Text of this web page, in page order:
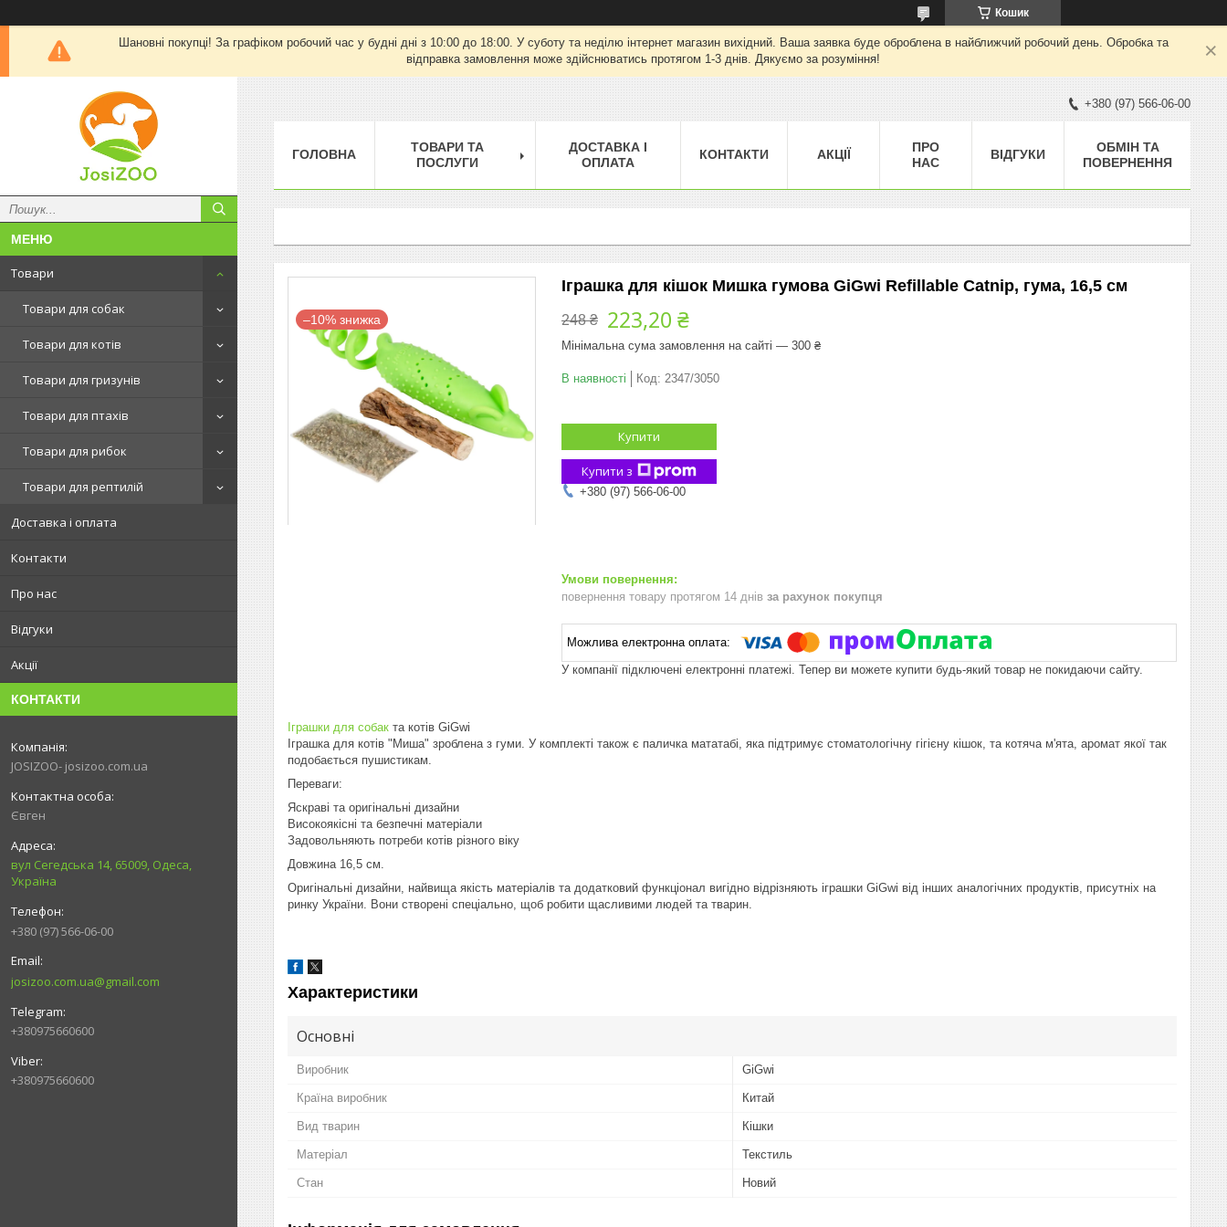
Кошик
Шановні покупці! За графіком робочий час у будні дні з 10:00 до 18:00. У суботу та неділю інтернет магазин вихідний. Ваша заявка буде оброблена в найближчий робочий день. Обробка та
відправка замовлення може здійснюватись протягом 1-3 днів. Дякуємо за розуміння!
Товари
Товари для собак
Товари для котів
Товари для гризунів
Товари для птахів
Товари для рибок
Товари для рептилій
Доставка і оплата
Контакти
Про нас
Відгуки
Акції
КОНТАКТИ
JOSIZOO- josizoo.com.ua
Євген
вул Сегедська 14, 65009, Одеса,
Україна
+380 (97) 566-06-00
josizoo.com.ua@gmail.com
+380975660600
+380975660600
+380 (97) 566-06-00
ГОЛОВНА
ТОВАРИ ТА
ПОСЛУГИ
ДОСТАВКА І
ОПЛАТА
КОНТАКТИ АКЦІЇ
ПРО
НАС
ВІДГУКИ
ОБМІН ТА
ПОВЕРНЕННЯ
–10%
Іграшка для кішок Мишка гумова GiGwi Refillable Catnip, гума, 16,5 см
248 ₴ 223,20 ₴
Мінімальна сума замовлення на сайті — 300 ₴
В наявності Код: 2347/3050
Купити
Купити з
+380 (97) 566-06-00
повернення товару протягом 14 днів за рахунок покупця
У компанії підключені електронні платежі. Тепер ви можете купити будь-який товар не покидаючи сайту.
Іграшки для собак та котів GiGwi
Іграшка для котів "Миша" зроблена з гуми. У комплекті також є паличка мататабі, яка підтримує стоматологічну гігієну кішок, та котяча м'ята, аромат якої так
подобається пушистикам.
Переваги:
Яскраві та оригінальні дизайни
Високоякісні та безпечні матеріали
Задовольняють потреби котів різного віку
Довжина 16,5 см.
Оригінальні дизайни, найвища якість матеріалів та додатковий функціонал вигідно відрізняють іграшки GiGwi від інших аналогічних продуктів, присутніх на
ринку України. Вони створені спеціально, щоб робити щасливими людей та тварин.
Характеристики
Основні
Виробник GiGwi
Країна виробник Китай
Вид тварин Кішки
Матеріал Текстиль
Стан Новий